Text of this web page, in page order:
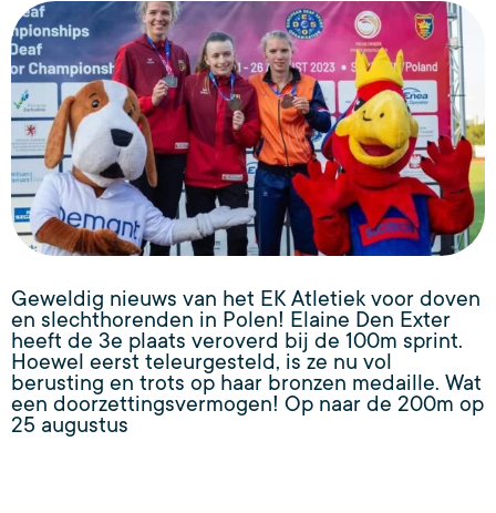
Geweldig nieuws van het EK Atletiek voor doven
en slechthorenden in Polen! Elaine Den Exter
heeft de 3e plaats veroverd bij de 100m sprint.
Hoewel eerst teleurgesteld, is ze nu vol
berusting en trots op haar bronzen medaille. Wat
een doorzettingsvermogen! Op naar de 200m op
25 augustus